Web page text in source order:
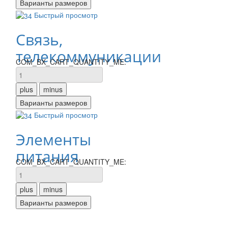
Быстрый просмотр
Связь,
телекоммуникации
COM_BX_CART_QUANTITY_ME:
Быстрый просмотр
Элементы
питания
COM_BX_CART_QUANTITY_ME: